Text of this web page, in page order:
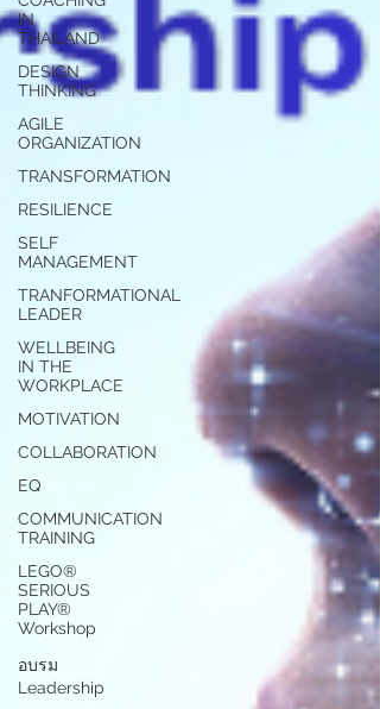
IN
THAILAND
DESIGN
THINKING
AGILE
ORGANIZATION
TRANSFORMATION
RESILIENCE
SELF
MANAGEMENT
TRANFORMATIONAL
LEADER
WELLBEING
IN THE
WORKPLACE
MOTIVATION
COLLABORATION
EQ
COMMUNICATION
TRAINING
LEGO®
SERIOUS
PLAY®
Workshop
อบรม
Leadership